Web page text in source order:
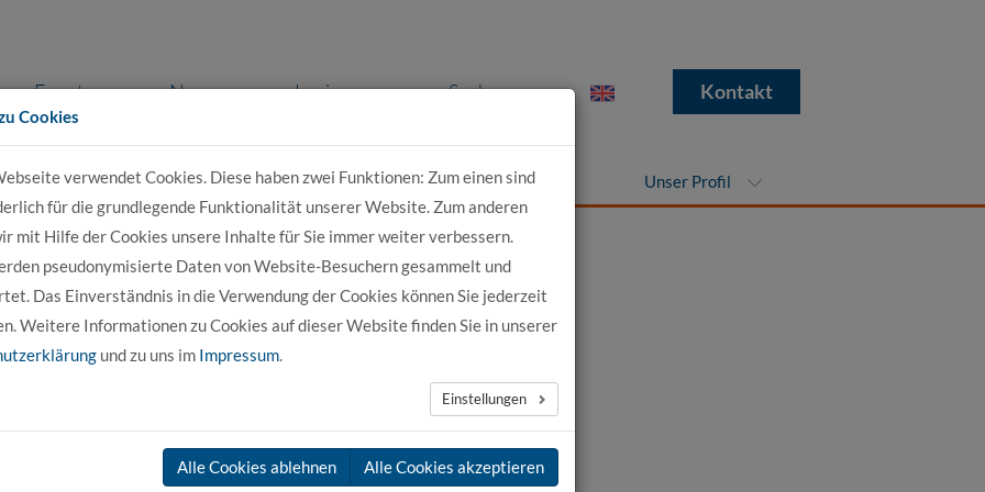
Events News Login Suche Kontakt
Bewerber Für Studierende Für Unternehmen Unser Profil
nächste News →
Cookies
verwendet Cookies. Diese haben zwei Funktionen: Zum einen sind
für die grundlegende Funktionalität unserer Website. Zum anderen
mit Hilfe der Cookies unsere Inhalte für Sie immer weiter verbessern.
pseudonymisierte Daten von Website-Besuchern gesammelt und
Das Einverständnis in die Verwendung der Cookies können Sie jederzeit
Weitere Informationen zu Cookies auf dieser Website finden Sie in unserer
und zu uns im Impressum.
Einstellungen
Alle Cookies ablehnen Alle Cookies akzeptieren